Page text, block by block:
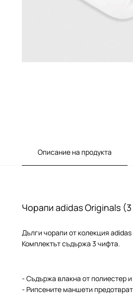
Описание на продукта
Чорапи adidas Originals
Дълги чорапи от колекция
Комплектът съдържа 3 чифта.
- Съдържа влакна от полиестер
- Рипсените маншети